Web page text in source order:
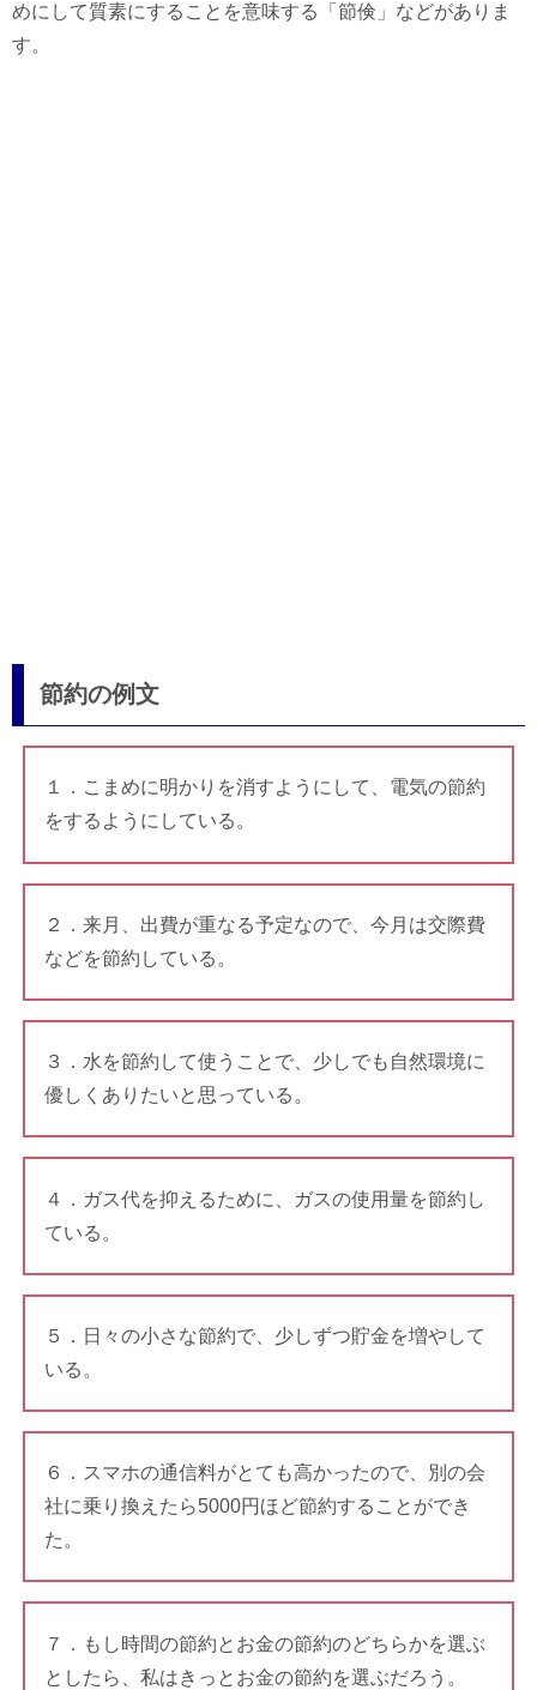
めにして質素にすることを意味する「節倹」などがありま
す。
節約の例文
１．こまめに明かりを消すようにして、電気の節約
をするようにしている。
２．来月、出費が重なる予定なので、今月は交際費
などを節約している。
３．水を節約して使うことで、少しでも自然環境に
優しくありたいと思っている。
４．ガス代を抑えるために、ガスの使用量を節約し
ている。
５．日々の小さな節約で、少しずつ貯金を増やして
いる。
６．スマホの通信料がとても高かったので、別の会
社に乗り換えたら5000円ほど節約することができ
た。
７．もし時間の節約とお金の節約のどちらかを選ぶ
としたら、私はきっとお金の節約を選ぶだろう。